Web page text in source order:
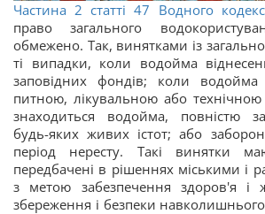
Частина 2 статті 47 Водного
право загального
обмежено. Так, винятками із
ті випадки, коли водойма
заповідних фондів; коли
питною, лікувальною або
знаходиться водойма, повністю
будь-яких живих істот; або
період нересту. Такі винятки
передбачені в рішеннях міськими і
з метою забезпечення здоров'я і
збереження і безпеки